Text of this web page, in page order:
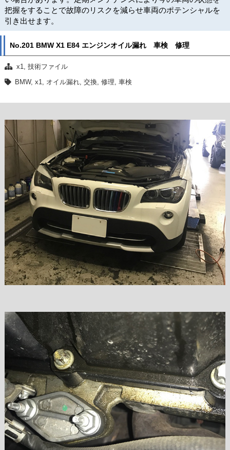
把握をすることで故障のリスクを減らせ車両のポテンシャルを
引き出せます。
No.201 BMW X1 E84 エンジンオイル漏れ 車検 修理
x1,技術ファイル
BMW,x1 オイル漏れ ,交換 ,修理 ,車検